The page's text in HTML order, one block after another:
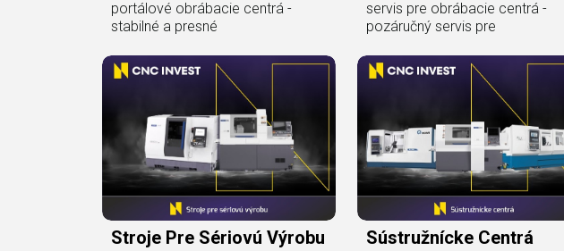
portálové obrábacie centrá -
stabilné a presné
servis pre obrábacie centrá -
pozáručný servis pre
Stroje Pre Sériovú Výrobu Sústružnícke Centrá